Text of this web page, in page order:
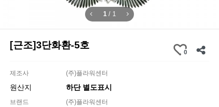
1 / 1
[근조]3단화환-5호
0
제조사 (주)플라워센터
원산지 하단 별도표시
브랜드 (주)플라워센터